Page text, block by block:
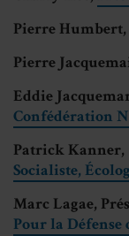
Pierre Humbert,
Pierre
Eddie
Confédération
Patrick Kanner,
Socialiste,
Marc Lagae,
Pour la Défense